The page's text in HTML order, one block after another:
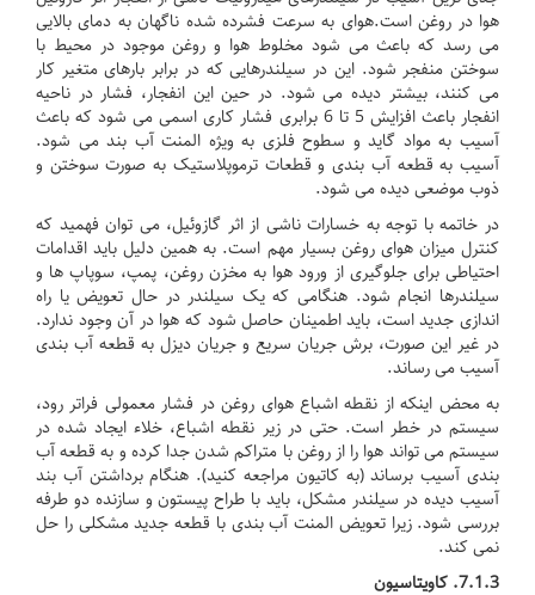
هوا در روغن است.هوای به سرعت فشرده شده ناگهان به دمای بالایی
می رسد که باعث می شود مخلوط هوا و روغن موجود در محیط با
سوختن منفجر شود.این در سیلندرهایی که در برابر بارهای متغیر کار
می کنند، بیشتر دیده می شود. در حین این انفجار، فشار در ناحیه
انفجار باعث افزایش 5 تا 6 برابری فشار کاری اسمی می شود که باعث
آسیب به مواد گاید و سطوح فلزی به ویژه المنت آب بند می شود.
آسیب به قطعه آب بندی و قطعات ترموپلاستیک به صورت سوختن و
ذوب موضعی دیده می شود.
در خاتمه با توجه به خسارات ناشی از اثر گازوئیل، می توان فهمید که
کنترل میزان هوای روغن بسیار مهم است. به همین دلیل باید اقدامات
احتیاطی برای جلوگیری از ورود هوا به مخزن روغن، پمپ، سوپاپ ها و
سیلندرها انجام شود. هنگامی که یک سیلندر در حال تعویض یا راه
اندازی جدید است، باید اطمینان حاصل شود که هوا در آن وجود ندارد.
در غیر این صورت، برش جریان سریع و جریان دیزل به قطعه آب بندی
آسیب می رساند.
به محض اینکه از نقطه اشباع هوای روغن در فشار معمولی فراتر رود،
سیستم در خطر است.حتی در زیر نقطه اشباع، خلاء ایجاد شده در
سیستم می تواند هوا را از روغن با متراکم شدن جدا کرده و به قطعه آب
بندی آسیب برساند (به کاتیون مراجعه کنید). هنگام برداشتن آب بند
آسیب دیده در سیلندر مشکل، باید با طراح پیستون و سازنده دو طرفه
بررسی شود.زیرا تعویض المنت آب بندی با قطعه جدید مشکلی را حل
نمی کند.
7.1.3. کاویتاسیون